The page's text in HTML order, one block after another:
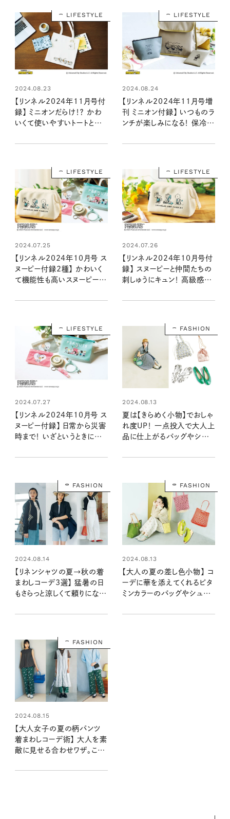
LIFESTYLE
2024.08.23
【リンネル2024年11月号付
録】 ミニオンだらけ！？ かわ
いくて使いやすいトートとポ
（9/20発売リンネル2024
LIFESTYLE
2024.08.24
【リンネル2024年11月号増
刊 ミニオン付録】 いつものラ
ンチが楽しみになる！ 保冷・
発売リンネル2024年11月
LIFESTYLE
2024.07.25
【リンネル2024年10月号 ス
ヌーピー付録2種】 かわいく
て機能性も高いスヌーピーデ
持ち歩きたい2アイテムの魅
発売リンネル2024年10月
号・10月号増刊）
LIFESTYLE
2024.07.26
【リンネル2024年10月号付
録】 スヌーピーと仲間たちの
刺しゅうにキュン！ 高級感溢
発売リンネル2024年10月
LIFESTYLE
2024.07.27
【リンネル2024年10月号 ス
ヌーピー付録】 日常から災害
時まで！ いざというときに便
売リンネル2024年10月号
FASHION
2024.08.13
夏は【きらめく小物】でおしゃ
れ度UP！ 一点投入で大人上
品に仕上がるバッグやシュー
FASHION
2024.08.14
【リネンシャツの夏→秋の着
まわしコーデ3選】 猛暑の日
もさらっと涼しくて頼りになる
FASHION
2024.08.13
【大人の夏の差し色小物】 コ
ーデに華を添えてくれるビタ
ミンカラーのバッグやシュー
FASHION
2024.08.15
【大人女子の夏の柄パンツ
着まわしコーデ術】 大人を素
敵に見せる合わせワザ。こう